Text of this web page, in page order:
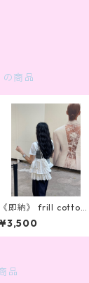
商品
《即納》 frill cotton
bag
¥3,500
品